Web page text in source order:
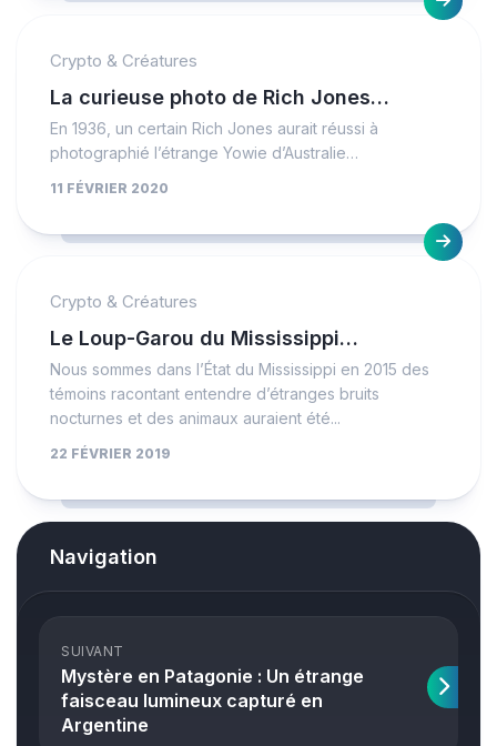
Crypto & Créatures
La curieuse photo de Rich Jones…
En 1936, un certain Rich Jones aurait réussi à
photographié l’étrange Yowie d’Australie…
11 FÉVRIER 2020
Crypto & Créatures
Le Loup-Garou du Mississippi…
Nous sommes dans l’État du Mississippi en 2015 des
témoins racontant entendre d’étranges bruits
nocturnes et des animaux auraient été...
22 FÉVRIER 2019
Navigation
SUIVANT
Mystère en Patagonie : Un étrange
faisceau lumineux capturé en
Argentine